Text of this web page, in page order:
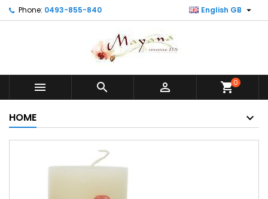
Phone: 0493-855-840 English GB 
   shopping_cart0
HOME